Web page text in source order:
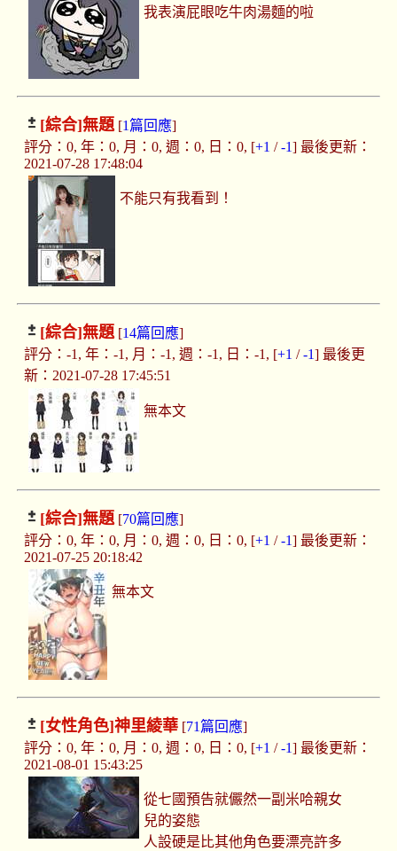
我表演屁眼吃牛肉湯麵的啦
[綜合]無題[1篇回應]
評分：0, 年：0, 月：0, 週：0, 日：0, [+1 /-1] 最後更新：
2021-07-28 17:48:04
不能只有我看到！
[綜合]無題[14篇回應]
評分：-1, 年：-1, 月：-1, 週：-1, 日：-1, [+1 /-1] 最後更
新：2021-07-28 17:45:51
無本文
[綜合]無題[70篇回應]
評分：0, 年：0, 月：0, 週：0, 日：0, [+1 /-1] 最後更新：
2021-07-25 20:18:42
無本文
[女性角色]神里綾華[71篇回應]
評分：0, 年：0, 月：0, 週：0, 日：0, [+1 /-1] 最後更新：
2021-08-01 15:43:25
從七國預告就儼然一副米哈親女
兒的姿態
人設硬是比其他角色要漂亮許多